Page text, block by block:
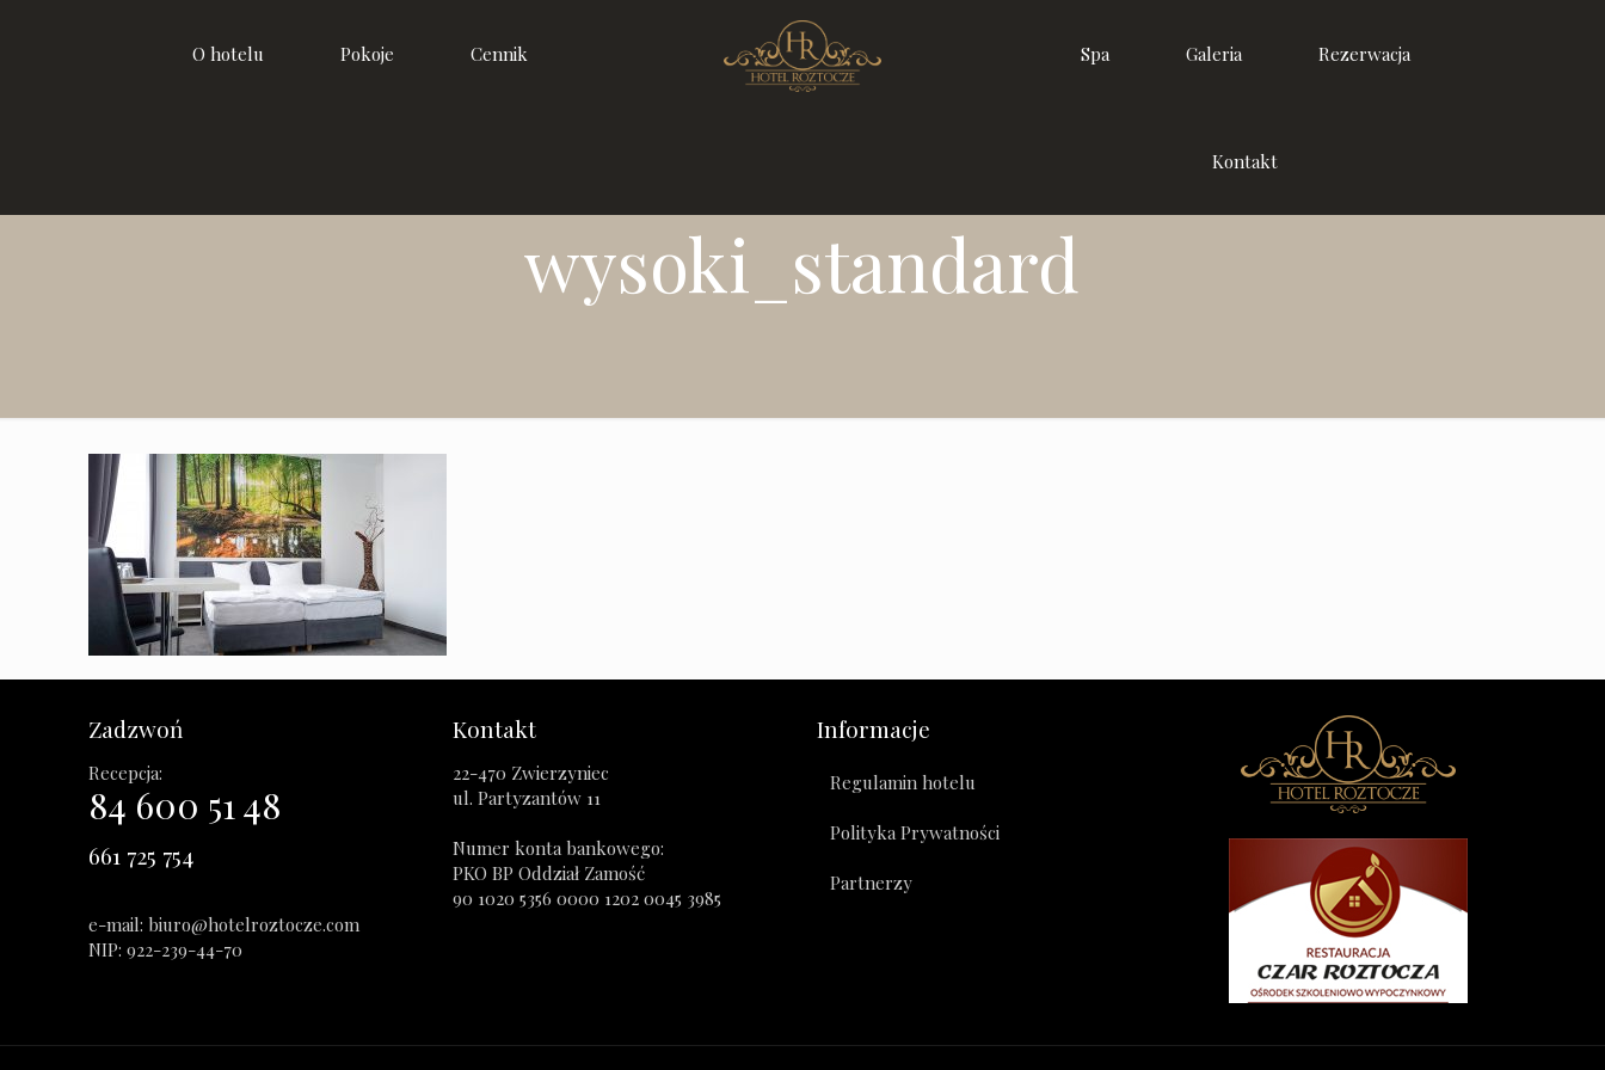
O hotelu Pokoje Cennik Spa Galeria Rezerwacja
Kontakt
wysoki_standard
Zadzwoń
Recepcja:
84 600 51 48
661 725 754
e-mail: biuro@hotelroztocze.com
NIP: 922-239-44-70
Kontakt
22-470 Zwierzyniec
ul. Partyzantów 11
Numer konta bankowego:
PKO BP Oddział Zamość
90 1020 5356 0000 1202 0045 3985
Informacje
Regulamin hotelu
Polityka Prywatności
Partnerzy